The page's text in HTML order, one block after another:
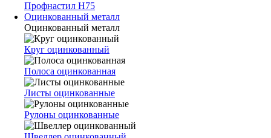
Профнастил Н75
Оцинкованный металл
Оцинкованный металл
Круг оцинкованный
Полоса оцинкованная
Листы оцинкованные
Рулоны оцинкованные